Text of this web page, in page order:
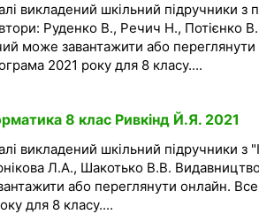
викладений шкільний підручники
Руденко В., Речич Н., Потієнко
може завантажити або
2021 року для 8 класу....
8 клас Ривкінд Й.Я. 2021
викладений шкільний підручники з
Л.А., Шакотько В.В.
або переглянути онлайн.
для 8 класу....